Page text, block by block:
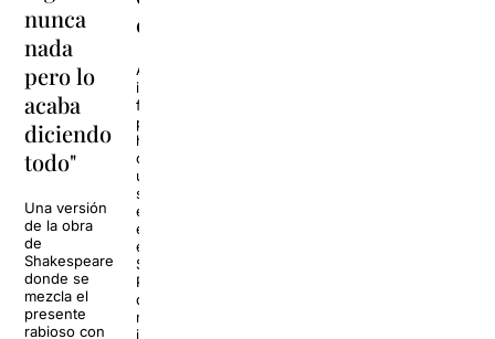
nunca
nada
pero lo
acaba
diciendo
todo"
Una versión
de la obra
de
Shakespeare
donde se
mezcla el
presente
rabioso con
comedia”
Abián Díaz ha
irrumpido con
fuerza en el
panorama
humorístico
con un estilo
único que ha
sabido
exprimir con
el
espectáculo
Show
Patético,
donde
música,
improvisación,